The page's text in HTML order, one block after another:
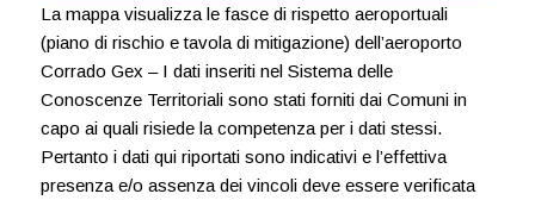
La mappa visualizza le fasce di rispetto aeroportuali
(piano di rischio e tavola di mitigazione) dell’aeroporto
Corrado Gex – I dati inseriti nel Sistema delle
Conoscenze Territoriali sono stati forniti dai Comuni in
capo ai quali risiede la competenza per i dati stessi.
Pertanto i dati qui riportati sono indicativi e l’effettiva
presenza e/o assenza dei vincoli deve essere verificata